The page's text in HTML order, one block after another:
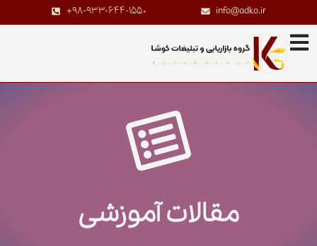
info@adko.ir
+98-933-644-1550
مقالات آموزشی